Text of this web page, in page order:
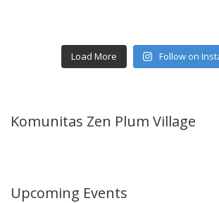
Load More Follow on
Komunitas Zen Plum Village
Upcoming Events